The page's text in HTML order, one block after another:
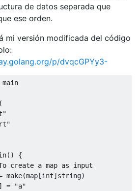
de datos separada que
ese orden.
mi versión modificada del código
p/dvqcGPYy3-
main
(
()
{
create a map as input
make(map[int]string)
] =
"a"